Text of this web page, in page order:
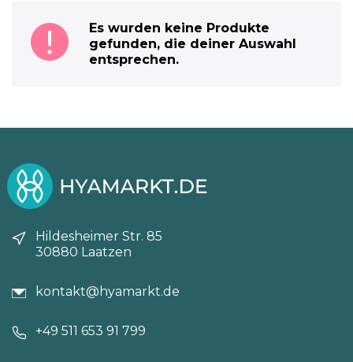
Es wurden keine Produkte
gefunden, die deiner Auswahl
entsprechen.
Hildesheimer Str. 85
30880 Laatzen
kontakt@hyamarkt.de
+49 511 653 91 799